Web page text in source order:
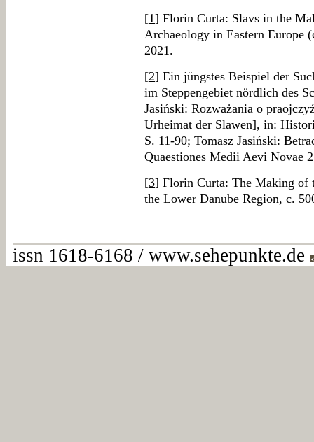
[1] Florin Curta: Slavs in the
Archaeology in Eastern Europe
2021.
[2] Ein jüngstes Beispiel der
im Steppengebiet nördlich des
Jasiński: Rozważania o
Urheimat der Slawen], in:
S. 11-90; Tomasz Jasiński:
Quaestiones Medii Aevi Novae
[3] Florin Curta: The Making of
the Lower Danube Region, c.
issn 1618-6168 / www.sehepunkte.de